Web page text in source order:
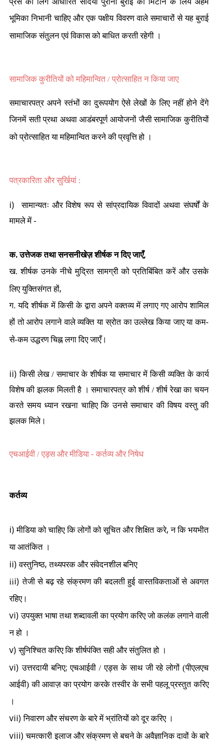
भूमिका निभानी चाहिए और एक पक्षीय विवरण वाले समाचारों से यह बुराई
सामाजिक संतुलन एवं विकास को बाधित करती रहेगी ।
सामाजिक कुरीतियों को महिमान्वित / प्रोत्साहित न किया जाए
समाचारपत्र अपने स्तंभों का दुरूपयोग ऐसे लेखों के लिए नहीं होने देंगे
जिनमें सती प्रथा अथवा आडंबरपूर्ण आयोजनों जैसी सामाजिक कुरीतियों
को प्रोत्साहित या महिमान्वित करने की प्रवृत्ति हो ।
पत्रकारिता औरसुर्खियां :
i)
सामान्यतः और विशेष रूप से सांप्रदायिक विवादों अथवा संघर्षों के
मामले में -
क.उत्तेजक तथा सनसनीखेज़ शीर्षक न दिए जाएँ,
ख. शीर्षक उनके नीचे मुद्रित सामग्री को प्रतिबिंबित करें और उसके
लिए युक्तिसंगत हों,
ग. यदि शीर्षक में किसी के द्वारा अपने वक्तव्य में लगाए गए आरोप शामिल
हों तो आरोप लगाने वाले व्यक्ति या स्रोत का उल्लेख किया जाए या कम-
से-कम उद्धरण चिह्न लगा दिए जाएँ।
ii)किसी लेख / समाचार के शीर्षक या समाचार में किसी व्यक्ति के कार्य
विशेष की झलक मिलती है । समाचारपत्र को शीर्ष / शीर्ष रेखा का चयन
करते समय ध्यान रखना चाहिए कि उनसे समाचार की विषय वस्तु की
झलक मिले।
एचआईवी / एड्स और मीडिया - कर्तव्य और निषेध
कर्तव्य
i)मीडिया को चाहिए कि लोगों को सूचित और शिक्षित करे,न कि भयभीत
या आतंकित ।
ii)वस्तुनिष्ठ,तथ्यपरक और संवेदनशील बनिए
iii)तेजी से बढ़ रहे संक्रमण की बदलती हुई वास्तविकताओं से अवगत
रहिए।
vi)उपयुक्त भाषा तथा शब्दावली का प्रयोग करिए जो कलंक लगाने वाली
न हो ।
v)सुनिश्चित करिए कि शीर्षपंक्ति सही और संतुलित हो ।
vi)उत्तरदायी बनिए;एचआईवी / एड्स के साथ जी रहे लोगों (पीएलएच
आईवी) की आवाज़ का प्रयोग करके तस्वीरके सभी पहलू प्रस्तुत करिए
।
vii)निवारण और संचरण के बारे में भ्रांतियों को दूर करिए ।
viii)चमत्कारी इलाज और संक्रमण से बचने के अवैज्ञानिक दावों के बारे